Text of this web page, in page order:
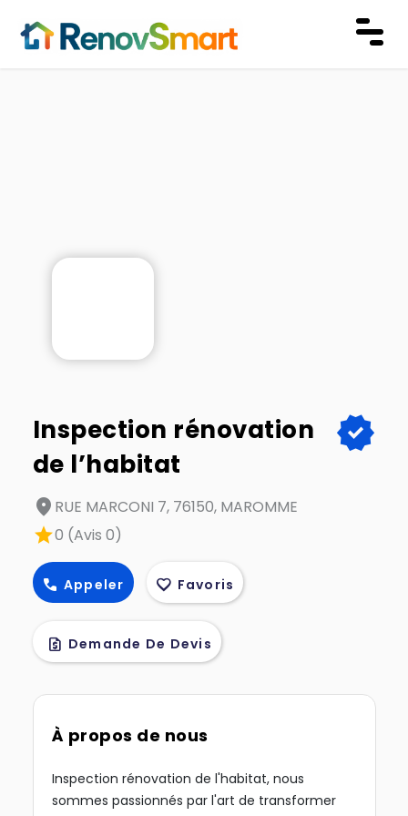
Inspection rénovation
de l’habitat
verified
location_on RUE MARCONI 7, 76150, MAROMME
star0 (Avis 0)
call Appeler favorite Favoris
request_quote Demande De Devis
À propos de nous
Inspection rénovation de l'habitat, nous
sommes passionnés par l'art de transformer